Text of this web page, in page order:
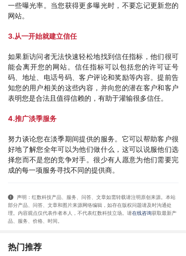
一些曝光率。当您获得更多曝光时，不要忘记更新您的
网站。
3.从一开始就建立信任
如果新访问者无法快速轻松地找到信任指标，他们很可
能会离开您的网站。信任指标可以包括您的许可证号
码、地址、电话号码、客户评论和奖励等内容。提前告
知您的用户相关的这些内容，并向您的潜在客户和客户
表明您是合法且值得信赖的，有助于灌输很多信任。
4.推广淡季服务
努力谈论您在淡季期间提供的服务。它可以帮助客户很
好地了解您全年可以为他们做什么，这可以说服他们选
择您而不是您的竞争对手。很少有人愿意为他们需要完
成的每一项服务寻找不同的提供商。
声明：红数科技产品、服务、问答、文章如需转载请注明原创来源。本站
部分产品、问答 、文章和图片来源网络编辑，如存在版权问题请及时沟通处
理。内容观点仅代表作者本人，不代表红数科技立场。请在线咨询获取最新产
品、服务、价格、时间
热门推荐